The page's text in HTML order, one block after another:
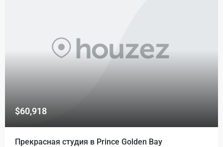
$60,918
Прекрасная студия в Prince Golden Bay